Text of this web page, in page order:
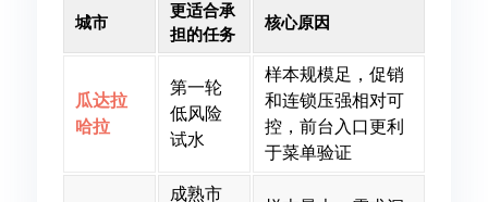
城市
更适合承
担的任务
核心原因
瓜达拉
哈拉
第一轮
低风险
试水
样本规模足，促销
和连锁压强相对可
控，前台入口更利
于菜单验证
成熟市